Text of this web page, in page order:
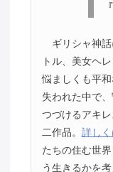
ギリシャ神
トル、美女ヘ
悩ましくも平
失われた中で
つづけるアキ
二作品。 詳し
たちの住む世
う生きるかを